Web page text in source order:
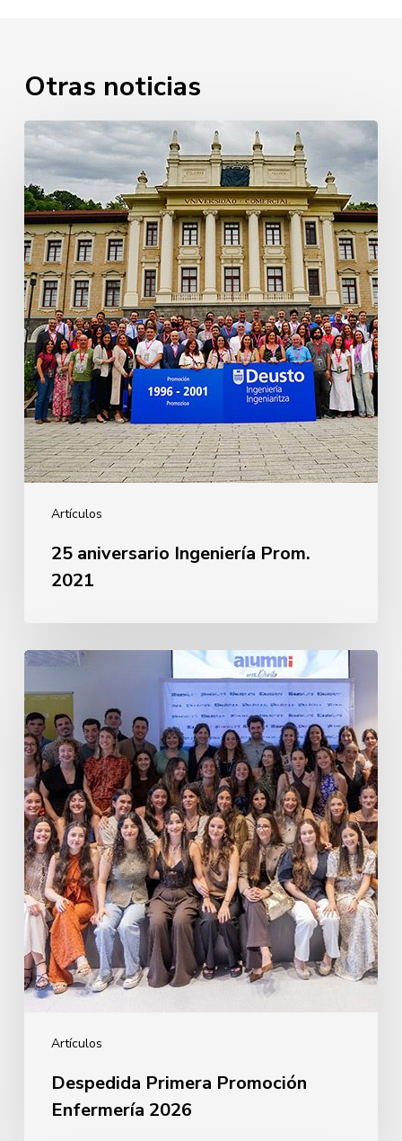
Otras noticias
Artículos
25
aniversario
Ingeniería
Prom.
2021
25 aniversario Ingeniería Prom.
2021
Artículos
Despedida
Promoción
Enfermería
2026
Despedida Primera Promoción
Enfermería 2026